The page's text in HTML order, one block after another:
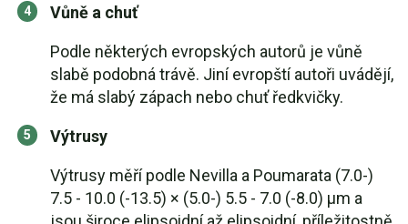
Vůně a chuť
Podle některých evropských autorů je vůně
slabě podobná trávě. Jiní evropští autoři uvádějí,
že má slabý zápach nebo chuť ředkvičky.
Výtrusy
Výtrusy měří podle Nevilla a Poumarata (7.0-)
7.5 - 10.0 (-13.5) × (5.0-) 5.5 - 7.0 (-8.0) µm a